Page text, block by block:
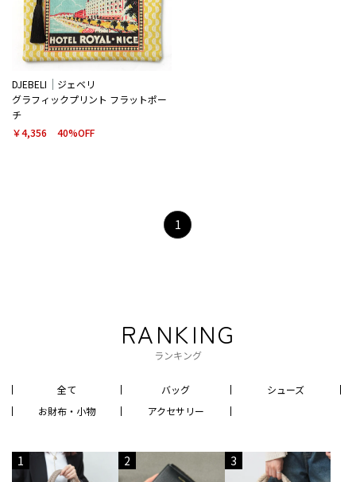
DJEBELI
ジェベリ
グラフィックプリント フラットポー
チ
￥4,356
40%OFF
1
RANKING
ランキング
全て バッグ
シューズ
お財布・小物
アクセサリー
1 2 3